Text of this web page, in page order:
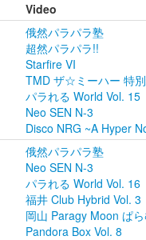
Video
俄然パラパラ塾
超然パラパラ!!
Starfire VI
TMD ザ☆ミーハー 特
パラれる World Vol. 15
Neo SEN N-3
Disco NRG ~A Hyper
俄然パラパラ塾
Neo SEN N-3
パラれる World Vol. 16
福井 Club Hybrid Vol. 3
岡山 Paragy Moon ぱ
Pandora Box Vol. 8